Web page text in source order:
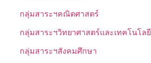
กลุ่มสาระฯคณิตศาสตร์
กลุ่มสาระฯวิทยาศาสตร์และเทคโนโลยี
กลุ่มสาระฯสังคมศึกษา